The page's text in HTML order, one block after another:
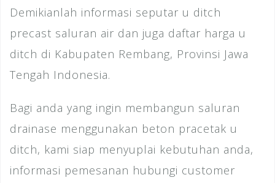
Demikianlah informasi seputar u ditch
precast saluran air dan juga daftar harga u
ditch di Kabupaten Rembang, Provinsi Jawa
Tengah Indonesia.
Bagi anda yang ingin membangun saluran
drainase menggunakan beton pracetak u
ditch, kami siap menyuplai kebutuhan anda,
informasi pemesanan hubungi customer